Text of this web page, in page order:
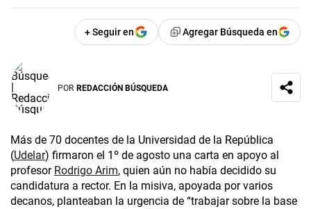
+ Seguir en Agregar Búsqueda en
POR REDACCIÓN BÚSQUEDA
Más de 70 docentes de la Universidad de la República
(Udelar) firmaron el 1º de agosto una carta en apoyo al
profesor Rodrigo Arim, quien aún no había decidido su
candidatura a rector. En la misiva, apoyada por varios
decanos, planteaban la urgencia de “trabajar sobre la base